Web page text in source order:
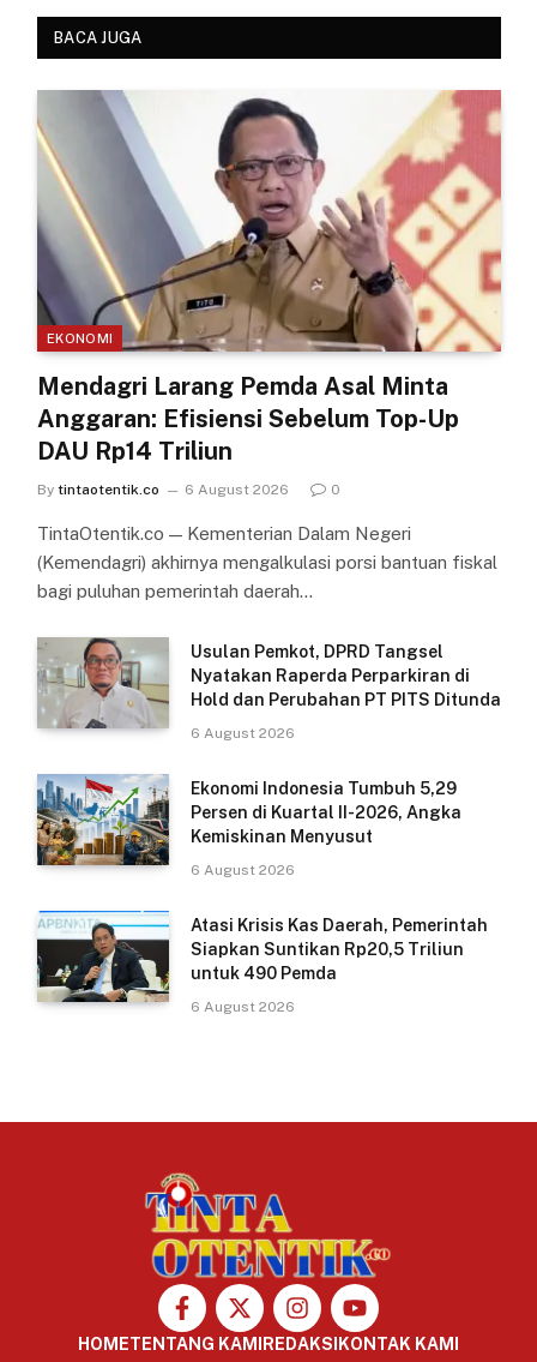
BACA JUGA
EKONOMI
Mendagri Larang Pemda Asal Minta
Anggaran: Efisiensi Sebelum Top-Up
DAU Rp14 Triliun
By tintaotentik.co 6 August 2026 0
TintaOtentik.co — Kementerian Dalam Negeri
(Kemendagri) akhirnya mengalkulasi porsi bantuan fiskal
bagi puluhan pemerintah daerah…
Usulan Pemkot, DPRD Tangsel
Nyatakan Raperda Perparkiran di
Hold dan Perubahan PT PITS Ditunda
6 August 2026
Ekonomi Indonesia Tumbuh 5,29
Persen di Kuartal II-2026, Angka
Kemiskinan Menyusut
6 August 2026
Atasi Krisis Kas Daerah, Pemerintah
Siapkan Suntikan Rp20,5 Triliun
untuk 490 Pemda
6 August 2026
HOMETENTANG KAMI REDAKSI KONTAK KAMI